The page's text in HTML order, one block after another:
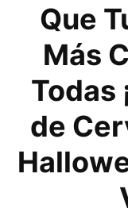
Que
Más
Todas
de